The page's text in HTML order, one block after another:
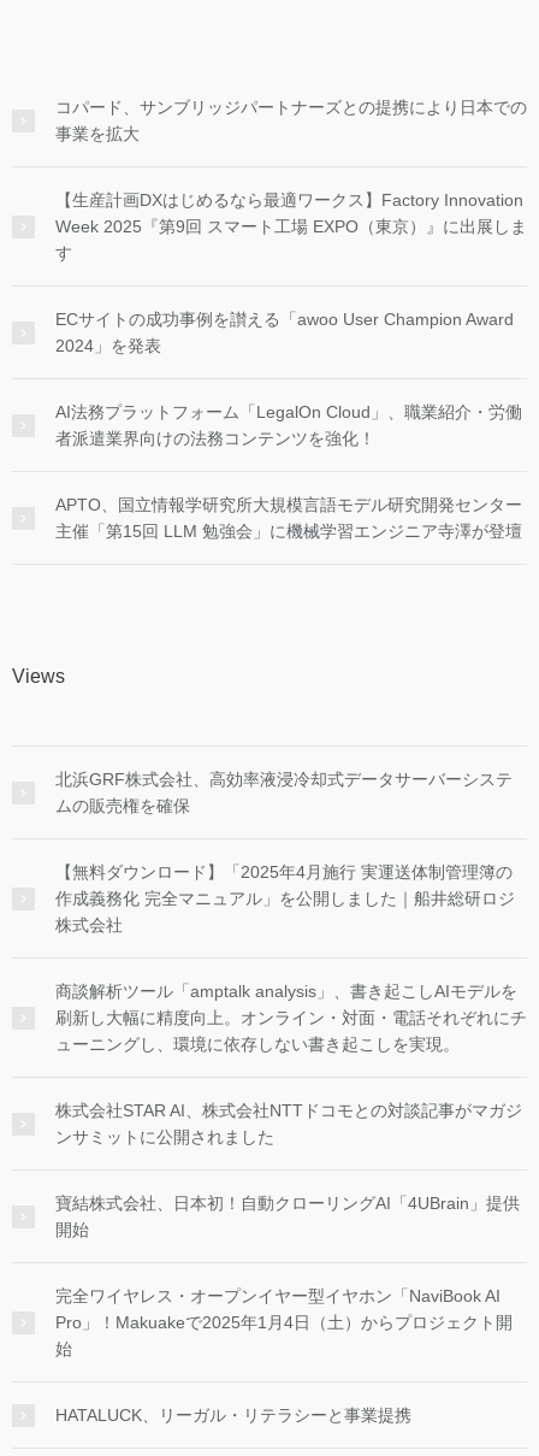
コパード、サンブリッジパートナーズとの提携により日本での
事業を拡大
【生産計画DXはじめるなら最適ワークス】Factory Innovation
Week 2025『第9回 スマート工場 EXPO（東京）』に出展しま
す
ECサイトの成功事例を讃える「awoo User Champion Award
2024」を発表
AI法務プラットフォーム「LegalOn Cloud」、職業紹介・労働
者派遣業界向けの法務コンテンツを強化！
APTO、国立情報学研究所大規模言語モデル研究開発センター
主催「第15回 LLM 勉強会」に機械学習エンジニア寺澤が登壇
Views
北浜GRF株式会社、高効率液浸冷却式データサーバーシステ
ムの販売権を確保
【無料ダウンロード】「2025年4月施行 実運送体制管理簿の
作成義務化 完全マニュアル」を公開しました｜船井総研ロジ
株式会社
商談解析ツール「amptalk analysis」、書き起こしAIモデルを
刷新し大幅に精度向上。オンライン・対面・電話それぞれにチ
ューニングし、環境に依存しない書き起こしを実現。
株式会社STAR AI、株式会社NTTドコモとの対談記事がマガジ
ンサミットに公開されました
寶結株式会社、日本初！自動クローリングAI「4UBrain」提供
開始
完全ワイヤレス・オープンイヤー型イヤホン「NaviBook AI
Pro」！Makuakeで2025年1月4日（土）からプロジェクト開
始
HATALUCK、リーガル・リテラシーと事業提携